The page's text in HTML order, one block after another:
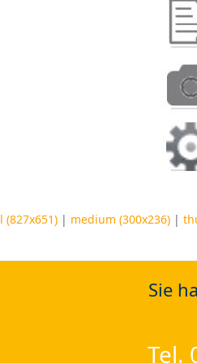
(827x651) | medium (300x236) |
Sie
Tel.